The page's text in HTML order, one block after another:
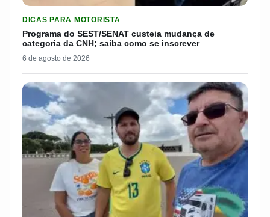
DICAS PARA MOTORISTA
Programa do SEST/SENAT custeia mudança de
categoria da CNH; saiba como se inscrever
6 de agosto de 2026